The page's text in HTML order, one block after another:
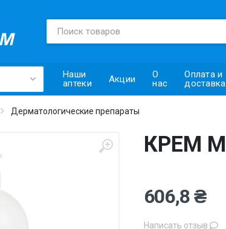
Наши
аптеки
Акции
О
нас
Оплата и
доставка
Дерматологические препараты
КРЕМ
Написать отзыв
606,8 ₴